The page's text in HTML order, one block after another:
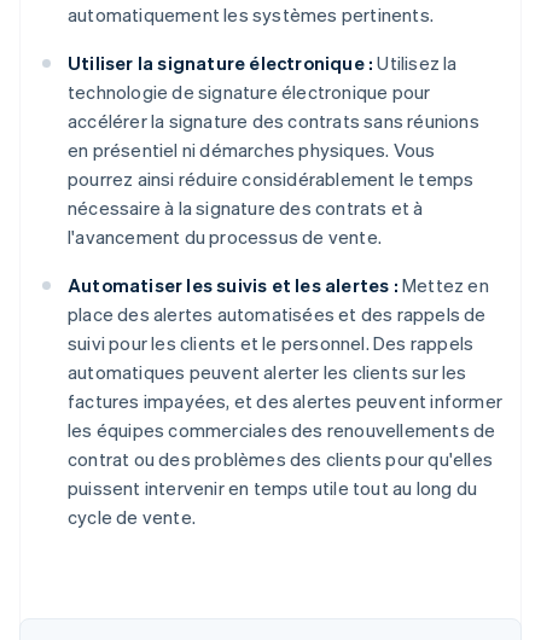
automatiquement les systèmes pertinents.
Utiliser la signature électronique : Utilisez la
technologie de signature électronique pour
accélérer la signature des contrats sans réunions
en présentiel ni démarches physiques. Vous
pourrez ainsi réduire considérablement le temps
nécessaire à la signature des contrats et à
l'avancement du processus de vente.
Automatiser les suivis et les alertes : Mettez en
place des alertes automatisées et des rappels de
suivi pour les clients et le personnel. Des rappels
automatiques peuvent alerter les clients sur les
factures impayées, et des alertes peuvent informer
les équipes commerciales des renouvellements de
contrat ou des problèmes des clients pour qu'elles
puissent intervenir en temps utile tout au long du
cycle de vente.